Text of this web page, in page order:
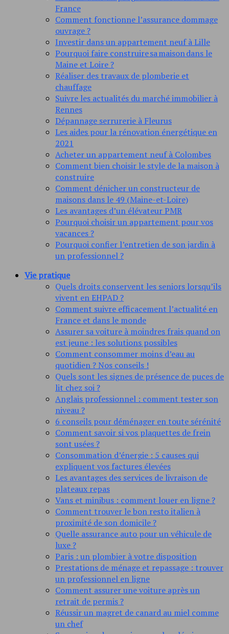
France
Comment fonctionne l’assurance dommage
ouvrage ?
Investir dans un appartement neuf à Lille
Pourquoi faire construire sa maison dans le
Maine et Loire ?
Réaliser des travaux de plomberie et
chauffage
Suivre les actualités du marché immobilier à
Rennes
Dépannage serrurerie à Fleurus
Les aides pour la rénovation énergétique en
2021
Acheter un appartement neuf à Colombes
Comment bien choisir le style de la maison à
construire
Comment dénicher un constructeur de
maisons dans le 49 (Maine-et-Loire)
Les avantages d’un élévateur PMR
Pourquoi choisir un appartement pour vos
vacances ?
Pourquoi confier l’entretien de son jardin à
un professionnel ?
Vie pratique
Quels droits conservent les seniors lorsqu’ils
vivent en EHPAD ?
Comment suivre efficacement l’actualité en
France et dans le monde
Assurer sa voiture à moindres frais quand on
est jeune : les solutions possibles
Comment consommer moins d’eau au
quotidien ? Nos conseils !
Quels sont les signes de présence de puces de
lit chez soi ?
Anglais professionnel : comment tester son
niveau ?
6 conseils pour déménager en toute sérénité
Comment savoir si vos plaquettes de frein
sont usées ?
Consommation d’énergie : 5 causes qui
expliquent vos factures élevées
Les avantages des services de livraison de
plateaux repas
Vans et minibus : comment louer en ligne ?
Comment trouver le bon resto italien à
proximité de son domicile ?
Quelle assurance auto pour un véhicule de
luxe ?
Paris : un plombier à votre disposition
Prestations de ménage et repassage : trouver
un professionnel en ligne
Comment assurer une voiture après un
retrait de permis ?
Réussir un magret de canard au miel comme
un chef